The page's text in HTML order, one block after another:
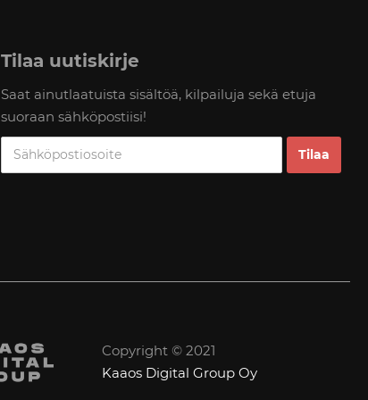
Tilaa uutiskirje
Saat ainutlaatuista sisältöä, kilpailuja sekä etuja
suoraan sähköpostiisi!
Copyright © 2021
Kaaos Digital Group Oy